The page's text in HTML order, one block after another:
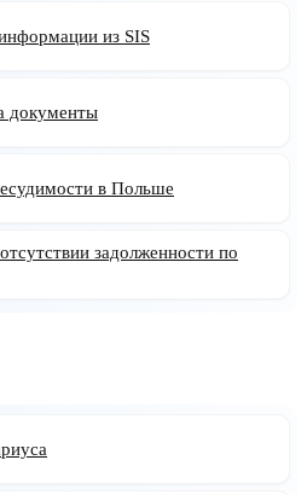
из SIS
документы
в Польше
задолженности по